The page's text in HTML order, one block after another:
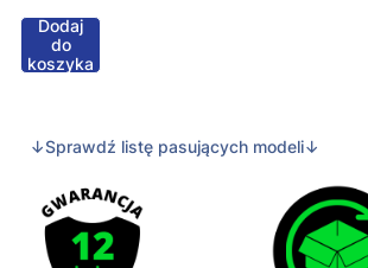
Dodaj
do
koszyka
↓Sprawdź listę pasujących modeli↓